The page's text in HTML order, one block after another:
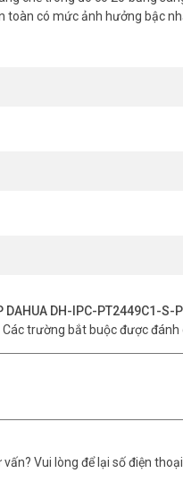
ngoài trời có chịu
S-PV-PRO xem
trên điện thoại và sử dụng tính
có mức ảnh hưởng bậc
DH-IPC-PT2449C1-S-
Các trường bắt buộc được đánh
Vui lòng để lại số điện